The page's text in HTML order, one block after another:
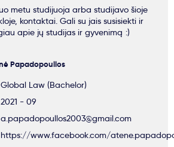
metu studijuoja arba studijavo šioje
kontaktai. Gali su jais susisiekti ir
apie jų studijas ir gyvenimą :)
Papadopoullos
Global Law (Bachelor)
2021 - 09
a.papadopoullos2003@gmail.com
https://www.facebook.com/